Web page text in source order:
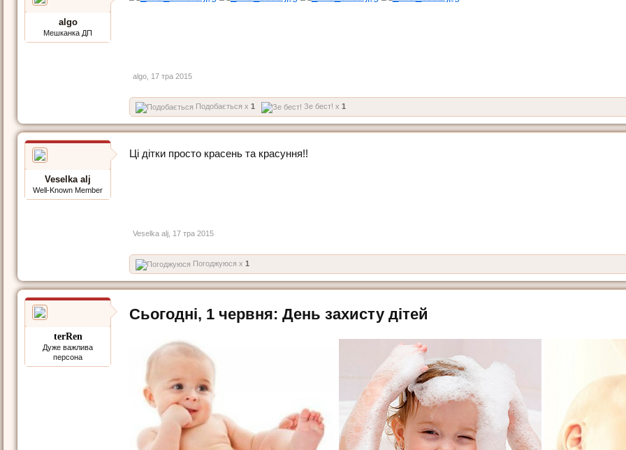
algo
Мешканка ДП
algo 17 тра 2015
Подобається x 1 Зе бест! x 1
Veselka alj
Well-Known Member
Ці дітки просто красень та красуння!!
Veselka alj 17 тра 2015
Погоджуюся x 1
terRen
Дуже важлива
персона
Сьогодні, 1 червня: День захисту дітей